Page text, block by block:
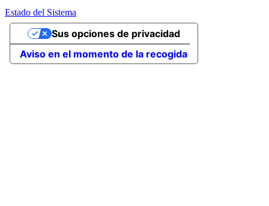
Estado del Sistema
Aviso en el momento de la recogida
Sus opciones de privacidad